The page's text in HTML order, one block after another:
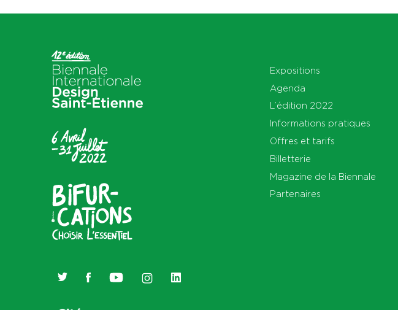
Expositions
Agenda
L’édition 2022
Informations pratiques
Offres et tarifs
Billetterie
Magazine de la Biennale
Partenaires